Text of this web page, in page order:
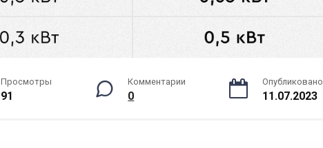
Просмотры
91
Комментарии
0
Опубликовано
11.07.2023